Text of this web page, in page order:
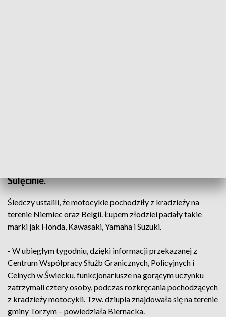
Sulęcinie.
Śledczy ustalili, że motocykle pochodziły z kradzieży na
terenie Niemiec oraz Belgii. Łupem złodziei padały takie
marki jak Honda, Kawasaki, Yamaha i Suzuki.
- W ubiegłym tygodniu, dzięki informacji przekazanej z
Centrum Współpracy Służb Granicznych, Policyjnych i
Celnych w Świecku, funkcjonariusze na gorącym uczynku
zatrzymali cztery osoby, podczas rozkręcania pochodzących
z kradzieży motocykli. Tzw. dziupla znajdowała się na terenie
gminy Torzym – powiedziała Biernacka.